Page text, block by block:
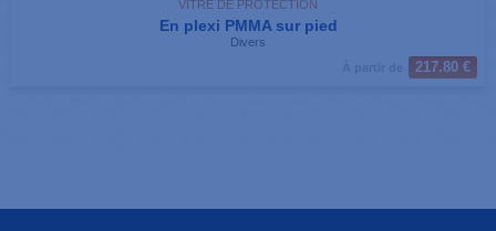
VITRE DE PROTECTION
En plexi PMMA sur pied
Divers
217.80 €